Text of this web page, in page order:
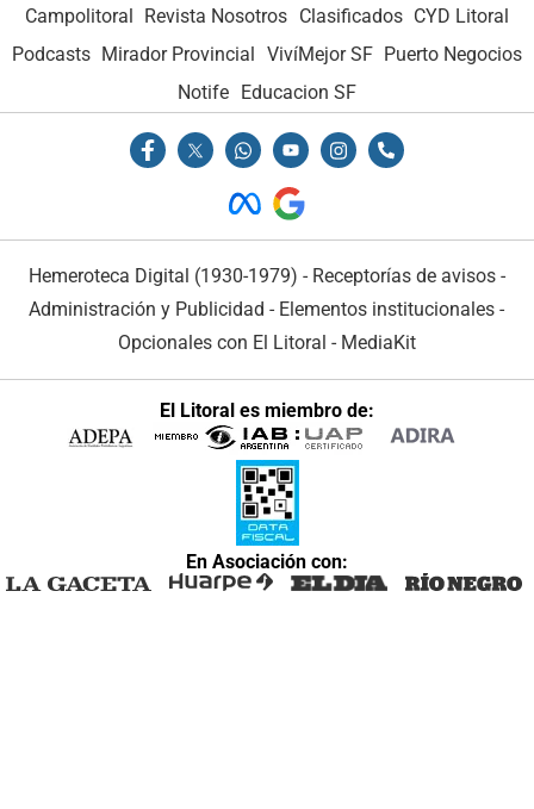
Campolitoral Revista Nosotros Clasificados CYD Litoral
Podcasts Mirador Provincial VivíMejor SF Puerto Negocios
Notife Educacion SF
Hemeroteca Digital (1930-1979) - Receptorías de avisos -
Administración y Publicidad - Elementos institucionales -
Opcionales con El Litoral - MediaKit
El Litoral es miembro de:
En Asociación con: